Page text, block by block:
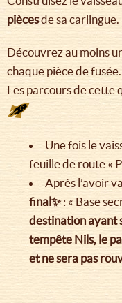
piècesde sa carlingue.
Découvrez au moins
chaque pièce de fusée.
Les parcours de cette
Une fois le
feuille de route «
Après l’avoir
final✨: « Base
destination ayant
tempête Nils, le
et ne sera pas